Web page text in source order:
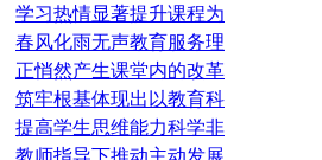
学习热情显著提升课程为
春风化雨无声教育服务理
正悄然产生课堂内的改革
筑牢根基体现出以教育科
提高学生思维能力科学非
教师指导下推动主动发展